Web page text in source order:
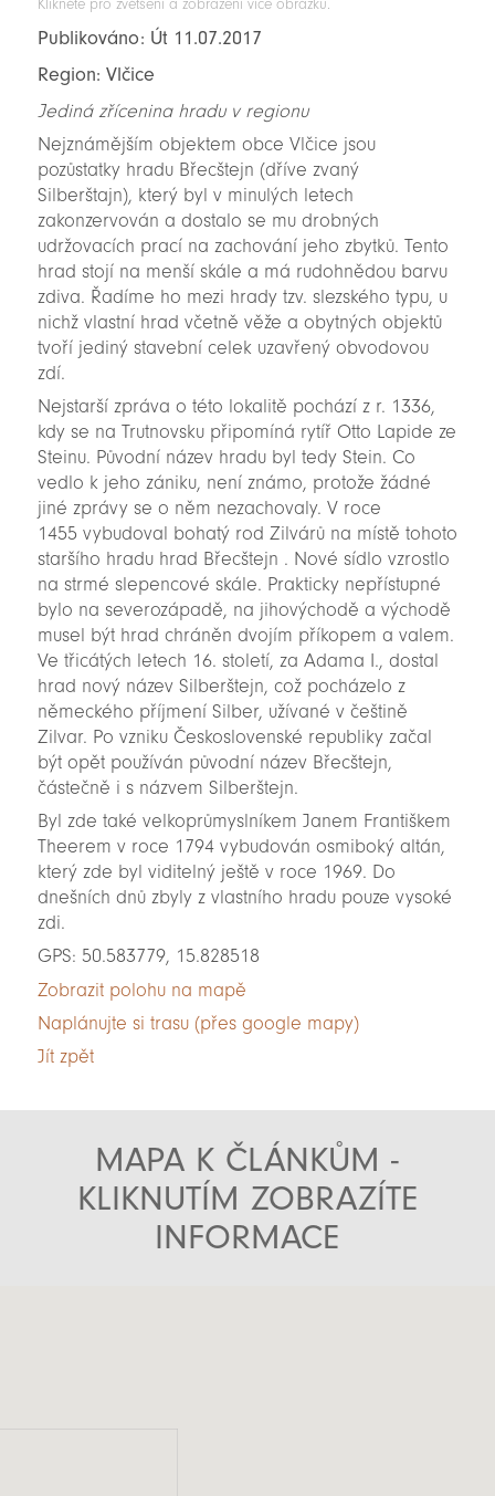
Publikováno: Út 11.07.2017
Region: Vlčice
Jediná zřícenina hradu v regionu
Nejznámějším objektem obce Vlčice jsou
pozůstatky hradu Břecštejn (dříve zvaný
Silberštajn), který byl v minulých letech
zakonzervován a dostalo se mu drobných
udržovacích prací na zachování jeho zbytků. Tento
hrad stojí na menší skále a má rudohnědou barvu
zdiva. Řadíme ho mezi hrady tzv. slezského typu, u
nichž vlastní hrad včetně věže a obytných objektů
tvoří jediný stavební celek uzavřený obvodovou
zdí.
Nejstarší zpráva o této lokalitě pochází z r. 1336,
kdy se na Trutnovsku připomíná rytíř Otto Lapide ze
Steinu. Původní název hradu byl tedy Stein. Co
vedlo k jeho zániku, není známo, protože žádné
jiné zprávy se o něm nezachovaly. V roce
1455 vybudoval bohatý rod Zilvárů na místě tohoto
staršího hradu hrad Břecštejn . Nové sídlo vzrostlo
na strmé slepencové skále. Prakticky nepřístupné
bylo na severozápadě, na jihovýchodě a východě
musel být hrad chráněn dvojím příkopem a valem.
Ve třicátých letech 16. století, za Adama I., dostal
hrad nový název Silberštejn, což pocházelo z
německého příjmení Silber, užívané v češtině
Zilvar. Po vzniku Československé republiky začal
být opět používán původní název Břecštejn,
částečně i s názvem Silberštejn.
Byl zde také velkoprůmyslníkem Janem Františkem
Theerem v roce 1794 vybudován osmiboký altán,
který zde byl viditelný ještě v roce 1969. Do
dnešních dnů zbyly z vlastního hradu pouze vysoké
zdi.
GPS: 50.583779, 15.828518
Zobrazit polohu na mapě
Naplánujte si trasu (přes google mapy)
Jít zpět
MAPA K ČLÁNKŮM -
KLIKNUTÍM ZOBRAZÍTE
INFORMACE